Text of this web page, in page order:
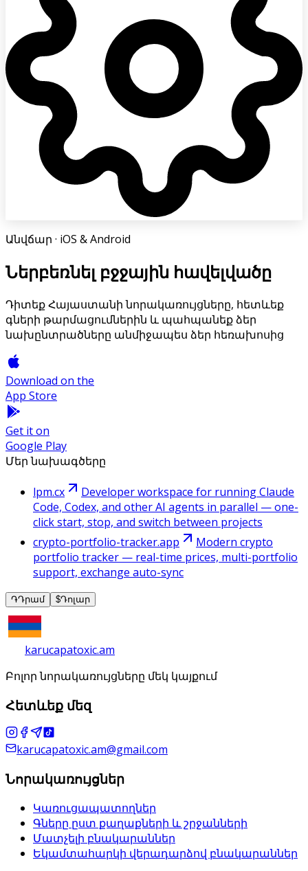
Անվճար · iOS & Android
Ներբեռնել բջջային հավելվածը
Դիտեք Հայաստանի նորակառույցները, հետևեք
գների թարմացումներին և պահպանեք ձեր
նախընտրածները անմիջապես ձեր հեռախոսից
Download on the
App Store
Get it on
Google Play
Մեր նախագծերը
lpm.cx
Developer workspace for running Claude
Code, Codex, and other AI agents in parallel — one-
click start, stop, and switch between projects
crypto-portfolio-tracker.app
Modern crypto
portfolio tracker — real-time prices, multi-portfolio
support, exchange auto-sync
֏Դրամ $Դոլար
karucapatoxic.am
Բոլոր նորակառույցները մեկ կայքում
Հետևեք մեզ
karucapatoxic.am@gmail.com
Նորակառույցներ
Կառուցապատողներ
Գները ըստ քաղաքների և շրջանների
Մատչելի բնակարաններ
Եկամտահարկի վերադարձով բնակարաններ